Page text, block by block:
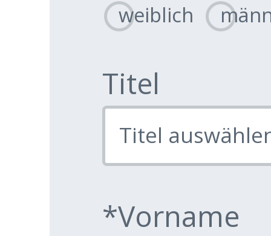
weiblich
Titel
Titel
*Vorname